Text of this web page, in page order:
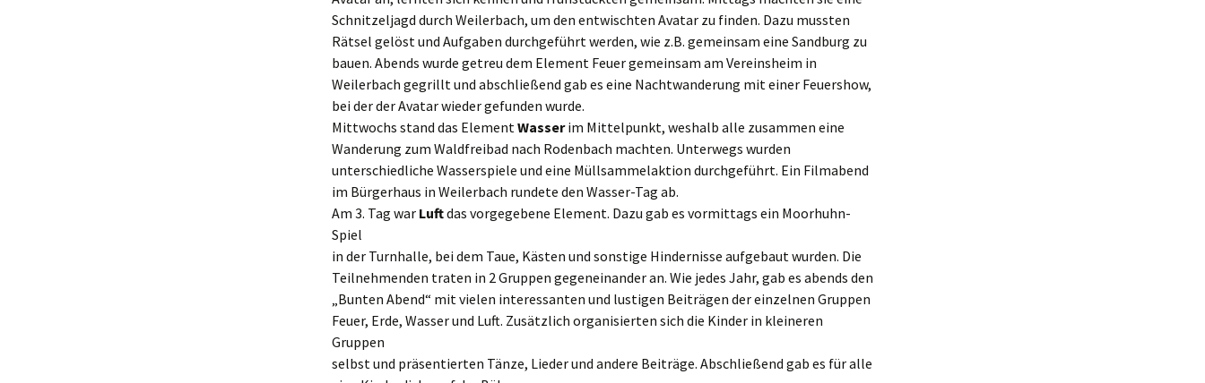
Schnitzeljagd durch Weilerbach, um den entwischten Avatar zu finden. Dazu mussten
Rätsel gelöst und Aufgaben durchgeführt werden, wie z.B. gemeinsam eine Sandburg zu
bauen. Abends wurde getreu dem Element Feuer gemeinsam am Vereinsheim in
Weilerbach gegrillt und abschließend gab es eine Nachtwanderung mit einer Feuershow,
bei der der Avatar wieder gefunden wurde.
Mittwochs stand das ElementWasserim Mittelpunkt, weshalb alle zusammen eine
Wanderung zum Waldfreibad nach Rodenbach machten. Unterwegs wurden
unterschiedliche Wasserspiele und eine Müllsammelaktion durchgeführt. Ein Filmabend
im Bürgerhaus in Weilerbach rundete den Wasser-Tag ab.
Am 3. Tag war Luftdas vorgegebene Element. Dazu gab es vormittags ein Moorhuhn-
Spiel
in der Turnhalle, bei dem Taue, Kästen und sonstige Hindernisse aufgebaut wurden. Die
Teilnehmenden traten in 2 Gruppen gegeneinander an. Wie jedes Jahr, gab es abends den
„Bunten Abend“ mit vielen interessanten und lustigen Beiträgen der einzelnen Gruppen
Feuer, Erde, Wasser und Luft. Zusätzlich organisierten sich die Kinder in kleineren
Gruppen
selbst und präsentierten Tänze, Lieder und andere Beiträge. Abschließend gab es für alle